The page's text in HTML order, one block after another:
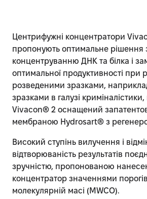
Центрифужні концентратори
пропонують оптимальне рішення
концентруванню ДНК та білка і
оптимальної продуктивності при
розведеними зразками,
зразками в галузі
Vivacon® 2 оснащений
мембраною Hydrosart® з
Високий ступінь вилучення і
відтворюваність результатів
зручністю, пропонованою
концентратор значеннями
молекулярній масі (MWCO).